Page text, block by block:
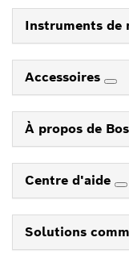
Instruments de
Accessoires
À propos de
Centre d'aide
Solutions